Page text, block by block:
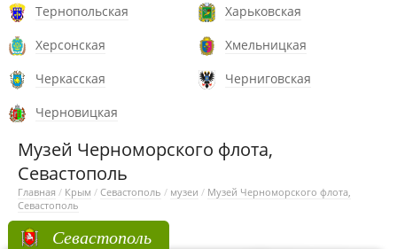
Тернопольская
Харьковская
Херсонская
Хмельницкая
Черкасская
Черниговская
Черновицкая
Музей Черноморского флота,
Севастополь
Главная / Крым / Севастополь / музеи / Музей Черноморского флота,
Севастополь
Севастополь